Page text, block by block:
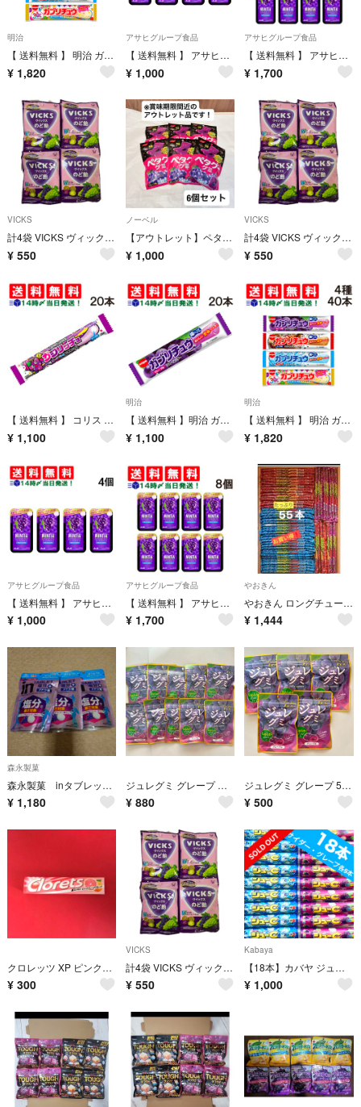
明治
【 送料無料 】 明治 ガブリチュウ 食べ比べ 4種×各10本 詰め合わせ アソート セット ( グレープ コーラ ラムネ カラフル ) まとめ買い 大容量
¥ 1,820
アサヒグループ食品
【 送料無料 】 アサヒグループ食品 ミンティアブリーズ フレッシュグレープ 30粒 × 4個 まとめ買い
¥ 1,000
アサヒグループ食品
【 送料無料 】 アサヒグループ食品 ミンティア ブリーズ フレッシュグレープ 30粒 ×8個 セット
¥ 1,700
VICKS
計4袋 VICKS ヴィックス のど飴 2種グレープ 70g
¥ 550
ノーベル
【アウトレット】ペタグーグミ グレープ味 6個セット ハードグミ NOBEL ペタグミ
¥ 1,000
VICKS
計4袋 VICKS ヴィックス のど飴 2種グレープ 70g
¥ 550
【 送料無料 】 コリス カジリッチョ グレープ＆ソーダ 20本 まとめ買い
¥ 1,100
明治
【 送料無料 】明治 ガブリチュウ グレープ 20本 まとめ買い
¥ 1,100
明治
【 送料無料 】 明治 ガブリチュウ 食べ比べ 4種×各10本 詰め合わせ アソート セット ( グレープ コーラ ラムネ カラフル ) まとめ買い 大容量
¥ 1,820
アサヒグループ食品
【 送料無料 】 アサヒグループ食品 ミンティアブリーズ フレッシュグレープ 30粒 × 4個 まとめ買い
¥ 1,000
アサヒグループ食品
【 送料無料 】 アサヒグループ食品 ミンティア ブリーズ フレッシュグレープ 30粒 ×8個 セット
¥ 1,700
やおきん
やおきん ロングチュー 3種アソートセット55本 コーラ サイダー グレープ
¥ 1,444
森永製菓
森永製菓 inタブレット塩分+プラスグレープ味3袋
¥ 1,180
ジュレグミ グレープ カネカ食品 ぐみ 10袋セット
¥ 880
ジュレグミ グレープ 5袋セット カネカ食品
¥ 500
クロレッツ XP ピンクグレープフルーツ 1ケ （新品・未開封）
¥ 300
VICKS
計4袋 VICKS ヴィックス のど飴 2種グレープ 70g
¥ 550
Kabaya
【18本】カバヤ ジューC サイダー ・グレープ15粒
¥ 1,000